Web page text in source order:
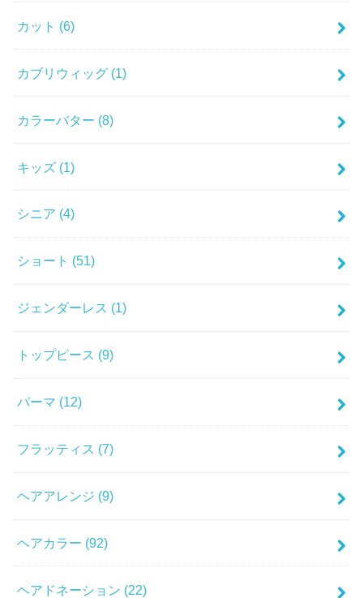
カット (6)
カブリウィッグ (1)
カラーバター (8)
キッズ (1)
シニア (4)
ショート (51)
ジェンダーレス (1)
トップピース (9)
パーマ (12)
フラッティス (7)
ヘアアレンジ (9)
ヘアカラー (92)
ヘアドネーション (22)